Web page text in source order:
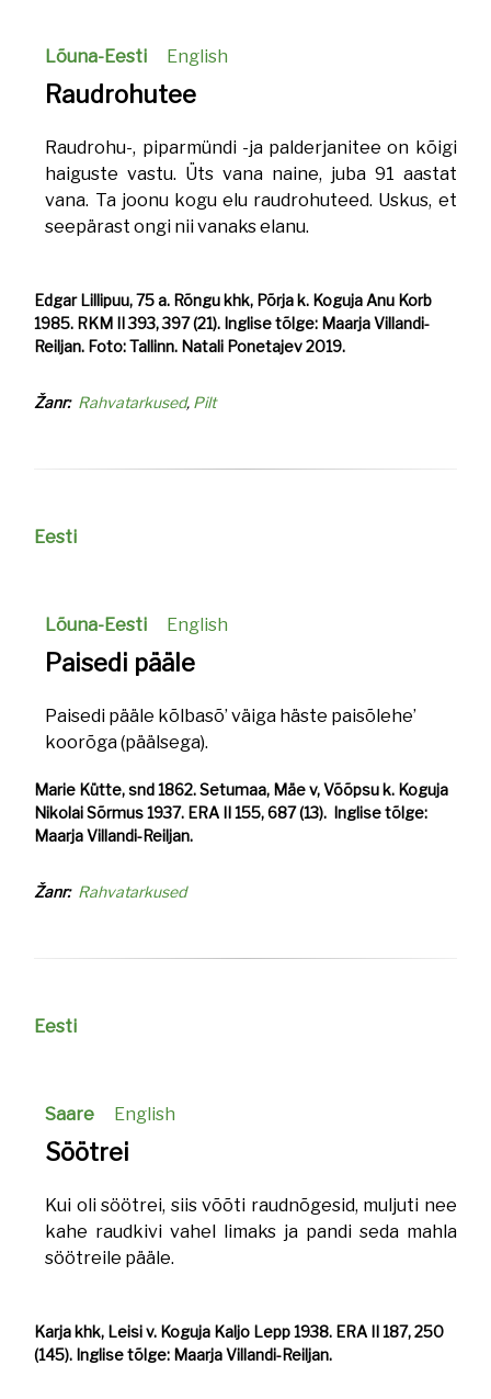
Lõuna-Eesti English
Raudrohutee
Raudrohu-, piparmündi -ja palderjanitee on kõigi
haiguste vastu. Üts vana naine, juba 91 aastat
vana. Ta joonu kogu elu raudrohuteed. Uskus, et
seepärast ongi nii vanaks elanu.
Edgar Lillipuu, 75 a. Rõngu khk, Põrja k. Koguja Anu Korb
1985. RKM II 393, 397 (21). Inglise tõlge: Maarja Villandi-
Reiljan. Foto: Tallinn. Natali Ponetajev 2019.
Žanr Rahvatarkused Pilt
Eesti
Lõuna-Eesti English
Paisedi pääle
Paisedi pääle kõlbasõ’ väiga häste paisõlehe’
koorõga (päälsega).
Marie Kütte, snd 1862. Setumaa, Mäe v, Võõpsu k. Koguja
Nikolai Sõrmus 1937. ERA II 155, 687 (13). Inglise tõlge:
Maarja Villandi-Reiljan.
Žanr Rahvatarkused
Eesti
Saare English
Söötrei
Kui oli söötrei, siis võõti raudnõgesid, muljuti nee
kahe raudkivi vahel limaks ja pandi seda mahla
söötreile pääle.
Karja khk, Leisi v. Koguja Kaljo Lepp 1938. ERA II 187, 250
(145). Inglise tõlge: Maarja Villandi-Reiljan.